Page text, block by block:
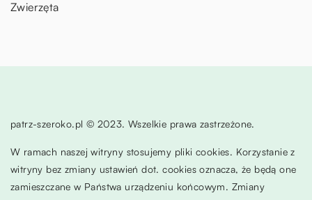
Zwierzęta
patrz-szeroko.pl © 2023. Wszelkie prawa zastrzeżone.
W ramach naszej witryny stosujemy pliki cookies. Korzystanie z
witryny bez zmiany ustawień dot. cookies oznacza, że będą one
zamieszczane w Państwa urządzeniu końcowym. Zmiany